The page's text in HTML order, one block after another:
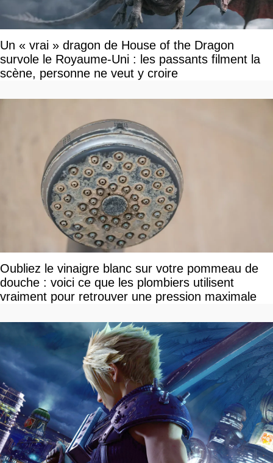
Un « vrai » dragon de House of the Dragon
survole le Royaume-Uni : les passants filment la
scène, personne ne veut y croire
Oubliez le vinaigre blanc sur votre pommeau de
douche : voici ce que les plombiers utilisent
vraiment pour retrouver une pression maximale